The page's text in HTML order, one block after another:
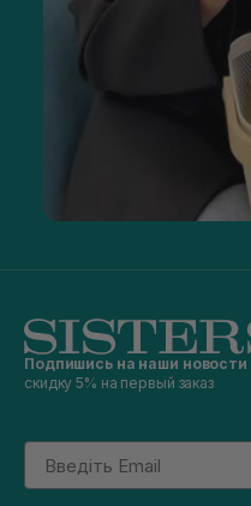
Подпишись на наши новости
скидку 5% на первый заказ
Email